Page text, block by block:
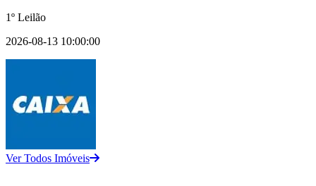
1º Leilão
2026-08-13 10:00:00
Ver Todos Imóveis